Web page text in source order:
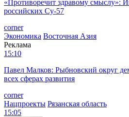
«Противоречит здравому смыслу»:
российских Су-57
corner
Экономика Восточная Азия
Реклама
15:10
Павел Малков: Рыбновский округ
всех сферах развития
corner
Нацпроекты Рязанская область
15:05